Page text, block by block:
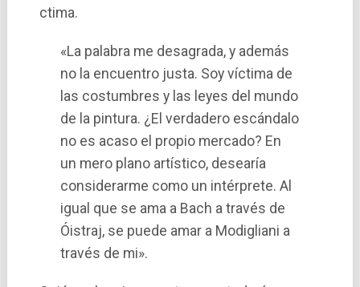
ctima.
«La palabra me desagrada, y además
no la encuentro justa. Soy víctima de
las costumbres y las leyes del mundo
de la pintura. ¿El verdadero escándalo
no es acaso el propio mercado? En
un mero plano artístico, desearía
considerarme como un intérprete. Al
igual que se ama a Bach a través de
Óistraj, se puede amar a Modigliani a
través de mi».